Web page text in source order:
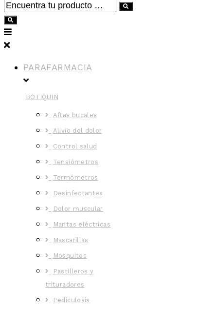
PARAFARMACIA
BOTIQUIN
Aftas bucales
Alivio del dolor
Control salud
Tensiómetros
Termómetros
Desinfectantes
Dolor muscular
Mantas eléctricas
Mascarillas
Mosquitos
Pastilleros y
trituradores
Pediculosis